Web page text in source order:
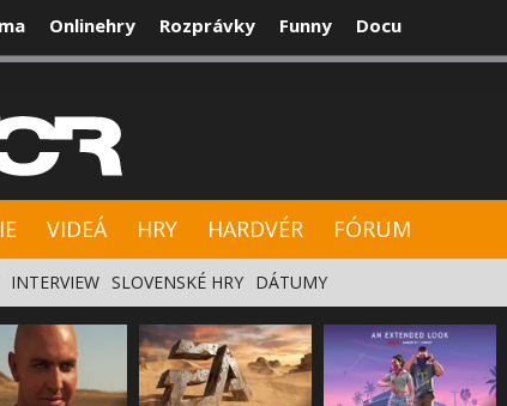
Onlinehry Rozprávky Funny Docu
VIDEÁ HRY HARDVÉR FÓRUM
INTERVIEW SLOVENSKÉ HRY DÁTUMY